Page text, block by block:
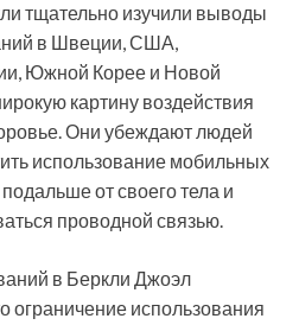
тщательно изучили выводы
в Швеции, США,
Южной Корее и Новой
картину воздействия
Они убеждают людей
использование мобильных
от своего тела и
проводной связью.
в Беркли Джоэл
ограничение использования